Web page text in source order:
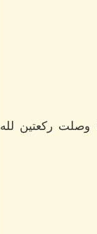
ركعتين لله